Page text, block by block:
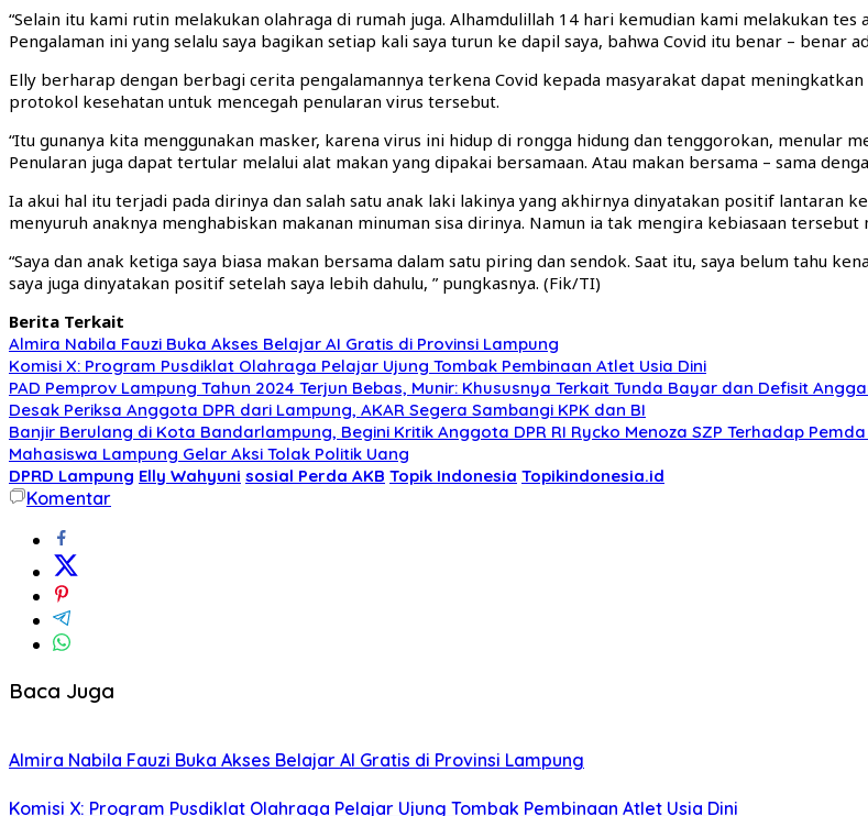
“Selain itu kami rutin melakukan olahraga di rumah juga. Alhamdulillah 14 hari kemudian kami melakukan
Pengalaman ini yang selalu saya bagikan setiap kali saya turun ke dapil saya, bahwa Covid itu benar – benar
Elly berharap dengan berbagi cerita pengalamannya terkena Covid kepada masyarakat dapat
protokol kesehatan untuk mencegah penularan virus tersebut.
“Itu gunanya kita menggunakan masker, karena virus ini hidup di rongga hidung dan tenggorokan, menular
Penularan juga dapat tertular melalui alat makan yang dipakai bersamaan. Atau makan bersama – sama
Ia akui hal itu terjadi pada dirinya dan salah satu anak laki lakinya yang akhirnya dinyatakan positif lantaran
menyuruh anaknya menghabiskan makanan minuman sisa dirinya. Namun ia tak mengira kebiasaan
“Saya dan anak ketiga saya biasa makan bersama dalam satu piring dan sendok. Saat itu, saya belum tahu
saya juga dinyatakan positif setelah saya lebih dahulu, ” pungkasnya. (Fik/TI)
Berita Terkait
Almira Nabila Fauzi Buka Akses Belajar AI Gratis di Provinsi Lampung
Komisi X: Program Pusdiklat Olahraga Pelajar Ujung Tombak Pembinaan Atlet Usia Dini
PAD Pemprov Lampung Tahun 2024 Terjun Bebas, Munir: Khususnya Terkait Tunda Bayar dan Defisit
Desak Periksa Anggota DPR dari Lampung, AKAR Segera Sambangi KPK dan BI
Banjir Berulang di Kota Bandarlampung, Begini Kritik Anggota DPR RI Rycko Menoza SZP Terhadap
Mahasiswa Lampung Gelar Aksi Tolak Politik Uang
DPRD Lampung Elly Wahyuni sosial Perda AKB Topik Indonesia Topikindonesia.id
Komentar
Baca Juga
Almira Nabila Fauzi Buka Akses Belajar AI Gratis di Provinsi Lampung
Komisi X: Program Pusdiklat Olahraga Pelajar Ujung Tombak Pembinaan Atlet Usia Dini